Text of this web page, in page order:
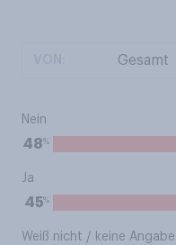
Nein
48%
Ja
45%
Weiß nicht / keine Angabe